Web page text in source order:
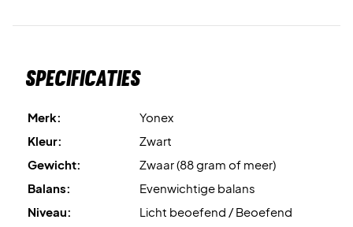
Specificaties
Merk:
Yonex
Kleur:
Zwart
Gewicht:
Zwaar (88 gram of meer)
Balans:
Evenwichtige balans
Niveau:
Licht beoefend / Beoefend